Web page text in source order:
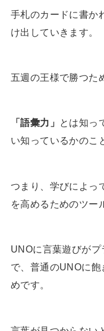
手札のカードに書か
け出していきます。
五週の王様で勝つた
「語彙力」
とは知っ
い知っているかのこ
つまり、学びによっ
を高めるためのツー
UNOに言葉遊びが
で、普通のUNOに
めです。